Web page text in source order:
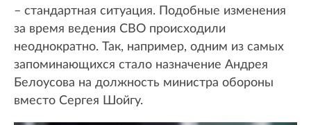
– стандартная ситуация. Подобные изменения
за время ведения СВО происходили
неоднократно. Так, например, одним из самых
запоминающихся стало назначение Андрея
Белоусова на должность министра обороны
вместо Сергея Шойгу.